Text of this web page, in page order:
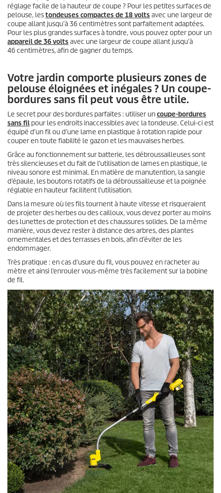
réglage facile de la hauteur de coupe ? Pour les petites surfaces de
pelouse, lestondeuses compactes de 18 volts avec une largeur de
coupe allant jusqu’à 36 centimètres sont parfaitement adaptées.
Pour les plus grandes surfaces à tondre, vous pouvez opter pour un
appareil de 36 volts avec une largeur de coupe allant jusqu’à
46 centimètres, afin de gagner du temps.
Votre jardin comporte plusieurs zones de
pelouse éloignées et inégales ? Un coupe-
bordures sans fil peut vous être utile.
Le secret pour des bordures parfaites : utiliser uncoupe-bordures
sans fil pour les endroits inaccessibles avec la tondeuse. Celui-ci est
équipé d’un fil ou d’une lame en plastique à rotation rapide pour
couper en toute fiabilité le gazon et les mauvaises herbes.
Grâce au fonctionnement sur batterie, les débroussailleuses sont
très silencieuses et du fait de l’utilisation de lames en plastique, le
niveau sonore est minimal. En matière de manutention, la sangle
d’épaule, les boutons rotatifs de la débroussailleuse et la poignée
réglable en hauteur facilitent l’utilisation.
Dans la mesure où les fils tournent à haute vitesse et risqueraient
de projeter des herbes ou des cailloux, vous devez porter au moins
des lunettes de protection et des chaussures solides. De la même
manière, vous devez rester à distance des arbres, des plantes
ornementales et des terrasses en bois, afin d’éviter de les
endommager.
Très pratique : en cas d’usure du fil, vous pouvez en racheter au
mètre et ainsi l’enrouler vous-même très facilement sur la bobine
de fil.